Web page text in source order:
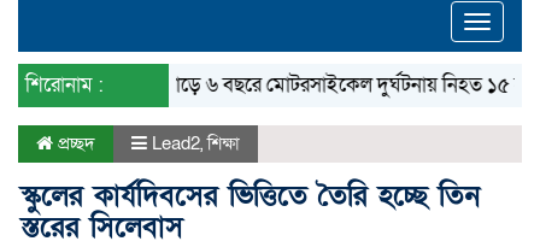
Toggle
শিরোনাম : সাড়ে ৬ বছরে মোটরসাইকেল দুর্ঘটনায় নিহত ১৫ হাজার
প্রচ্ছদ Lead2,শিক্ষা
স্কুলের কার্যদিবসের ভিত্তিতে তৈরি হচ্ছে তিন
স্তরের সিলেবাস